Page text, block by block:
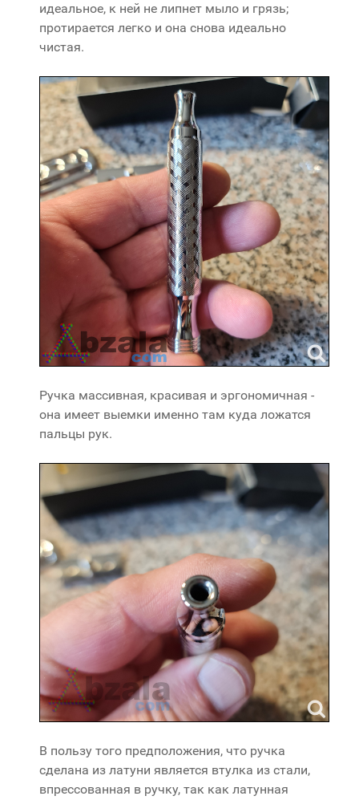
идеальное, к ней не липнет мыло и грязь;
протирается легко и она снова идеально
чистая.
Ручка массивная, красивая и эргономичная -
она имеет выемки именно там куда ложатся
пальцы рук.
В пользу того предположения, что ручка
сделана из латуни является втулка из стали,
впрессованная в ручку, так как латунная